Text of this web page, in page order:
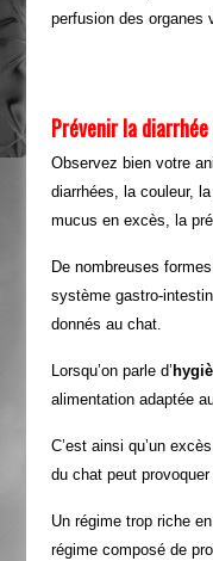
perfusion des
Prévenir la
Observez bien votre
diarrhées, la couleur,
mucus en excès, la
De nombreuses
système gastro-
donnés au chat.
Lorsqu’on parle d’
alimentation adaptée
C’est ainsi qu’un
du chat peut
Un régime trop riche
régime composé de